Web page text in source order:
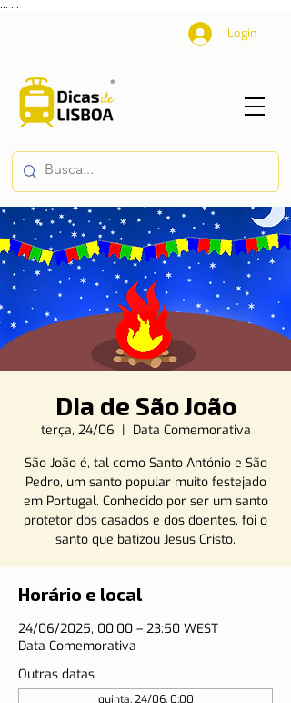
Login
Dia de São João
terça, 24/06
  |
Data Comemorativa
São João é, tal como Santo António e São
Pedro, um santo popular muito festejado
em Portugal. Conhecido por ser um santo
protetor dos casados e dos doentes, foi o
santo que batizou Jesus Cristo.
Horário e local
24/06/2025, 00:00 – 23:50 WEST
Data Comemorativa
Outras datas
quinta, 24/06, 0:00